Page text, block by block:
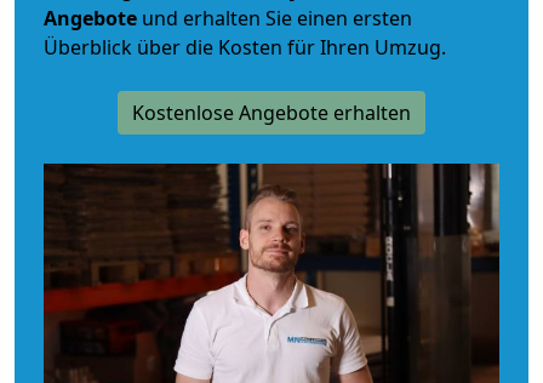
Angebote und erhalten Sie einen ersten
Überblick über die Kosten für Ihren Umzug.
Kostenlose Angebote erhalten